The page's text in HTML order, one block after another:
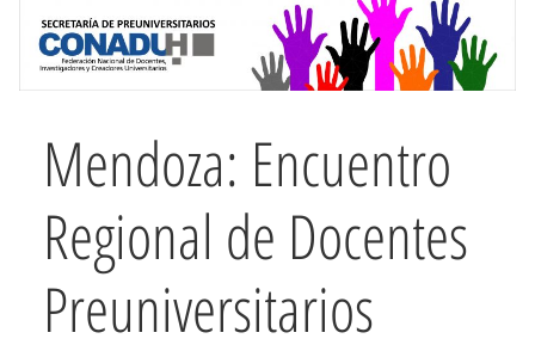
Mendoza: Encuentro
Regional de Docentes
Preuniversitarios